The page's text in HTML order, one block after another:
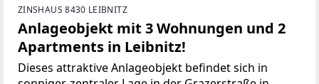
ZINSHAUS 8430 LEIBNITZ
Anlageobjekt mit 3 Wohnungen und 2
Apartments in Leibnitz!
Dieses attraktive Anlageobjekt befindet sich in